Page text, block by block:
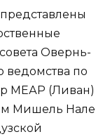
Овернь-
по
МЕАР (Ливан)
Мишель Нале